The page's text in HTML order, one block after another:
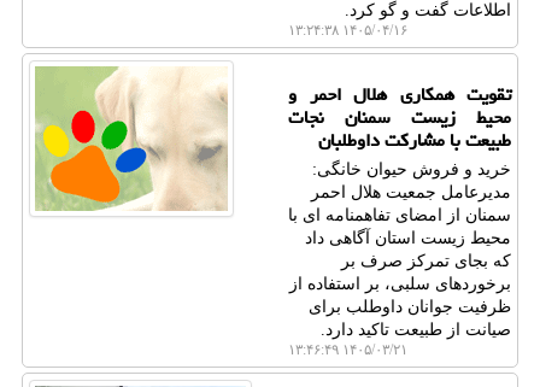
اطلاعات گفت و گو کرد.
۱۴۰۵/۰۴/۱۶ ۱۳:۲۴:۳۸
تقویت همکاری هلال احمر و
محیط زیست سمنان نجات
طبیعت با مشارکت داوطلبان
خرید و فروش حیوان خانگی:
مدیرعامل جمعیت هلال احمر
سمنان از امضای تفاهمنامه ای با
محیط زیست استان آگاهی داد
که بجای تمرکز صرف بر
برخوردهای سلبی، بر استفاده از
ظرفیت جوانان داوطلب برای
صیانت از طبیعت تاکید دارد.
۱۴۰۵/۰۳/۲۱ ۱۳:۴۶:۴۹